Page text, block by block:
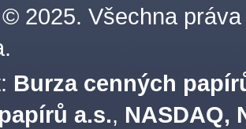
2025. Všechna práva
Burza cenných
a.s., NASDAQ,